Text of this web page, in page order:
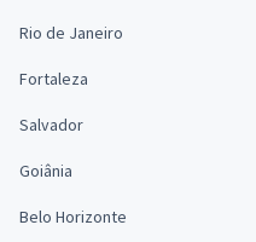
Rio de Janeiro
Fortaleza
Salvador
Goiânia
Belo Horizonte